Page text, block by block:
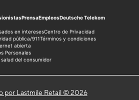
por Lastmile Retail © 2026